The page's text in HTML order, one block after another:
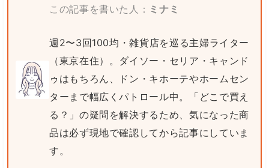
この記事を書いた人： ミナミ
週2〜3回100均・雑貨店を巡る主婦ライター
（東京在住）。ダイソー・セリア・キャンド
ゥはもちろん、ドン・キホーテやホームセン
ターまで幅広くパトロール中。「どこで買え
る？」の疑問を解決するため、気になった商
品は必ず現地で確認してから記事にしていま
す。